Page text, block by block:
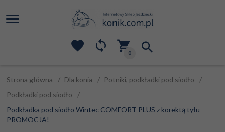
0
Strona główna Dla konia
Potniki, podkładki pod siodło
Podkładki pod siodło
Podkładka pod siodło Wintec COMFORT PLUS z korektą tyłu
PROMOCJA!